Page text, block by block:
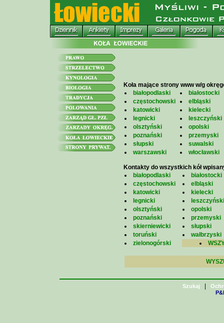
Koła mające strony www w/g
białopodlaski
białostocki
częstochowski
elbląski
katowicki
kielecki
legnicki
leszczyński
olsztyński
opolski
poznański
przemyski
słupski
suwalski
warszawski
włocławski
Kontakty do wszystkich kół
białopodlaski
białostocki
częstochowski
elbląski
katowicki
kielecki
legnicki
leszczyński
olsztyński
opolski
poznański
przemyski
skierniewicki
słupski
toruński
wałbrzyski
zielonogórski
Szukaj